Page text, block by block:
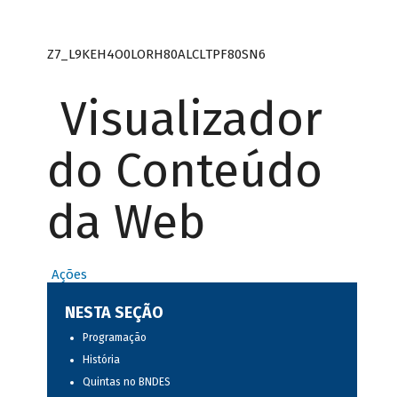
Z7_L9KEH4O0LORH80ALCLTPF80SN6
Visualizador
do Conteúdo
da Web
Ações
NESTA SEÇÃO
Programação
História
Quintas no BNDES